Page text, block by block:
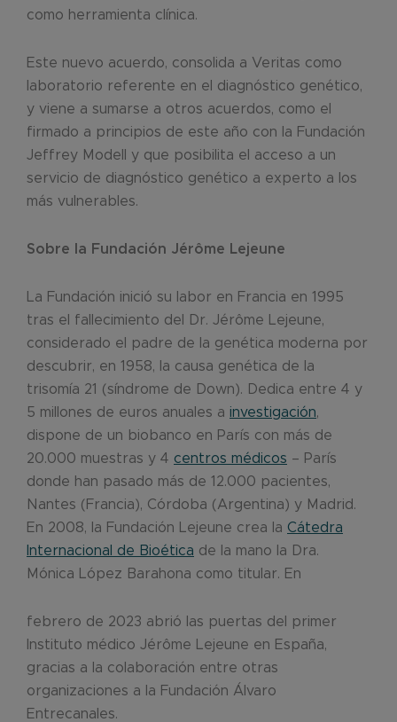
como herramienta clínica.
Este nuevo acuerdo, consolida a Veritas como
laboratorio referente en el diagnóstico genético,
y viene a sumarse a otros acuerdos, como el
firmado a principios de este año con la Fundación
Jeffrey Modell y que posibilita el acceso a un
servicio de diagnóstico genético a experto a los
más vulnerables.
Sobre la Fundación Jérôme Lejeune
La Fundación inició su labor en Francia en 1995
tras el fallecimiento del Dr. Jérôme Lejeune,
considerado el padre de la genética moderna por
descubrir, en 1958, la causa genética de la
trisomía 21 (síndrome de Down). Dedica entre 4 y
5 millones de euros anuales a investigación,
dispone de un biobanco en París con más de
20.000 muestras y 4 centros médicos – París
donde han pasado más de 12.000 pacientes,
Nantes (Francia), Córdoba (Argentina) y Madrid.
En 2008, la Fundación Lejeune crea la Cátedra
Internacional de Bioética de la mano la Dra.
Mónica López Barahona como titular. En
febrero de 2023 abrió las puertas del primer
Instituto médico Jérôme Lejeune en España,
gracias a la colaboración entre otras
organizaciones a la Fundación Álvaro
Entrecanales.